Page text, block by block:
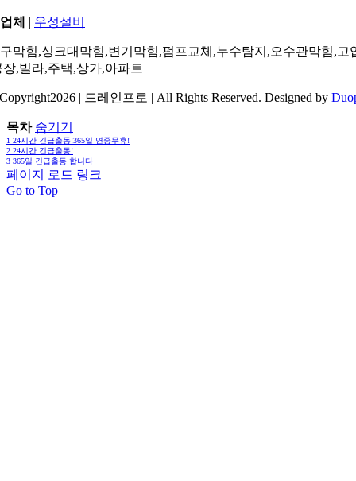
체 | 우성설비
막힘,싱크대막힘,변기막힘,펌프교체,누수탐지,오수관막힘,고
장,빌라,주택,상가,아파트
| 드레인프로 | All Rights Reserved. Designed by
목차 숨기기
1 24시간 긴급출동!365일 연중무휴!
2 24시간 긴급출동!
3 365일 긴급출동 합니다
페이지 로드 링크
Go to Top